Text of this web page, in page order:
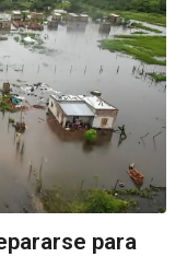
para